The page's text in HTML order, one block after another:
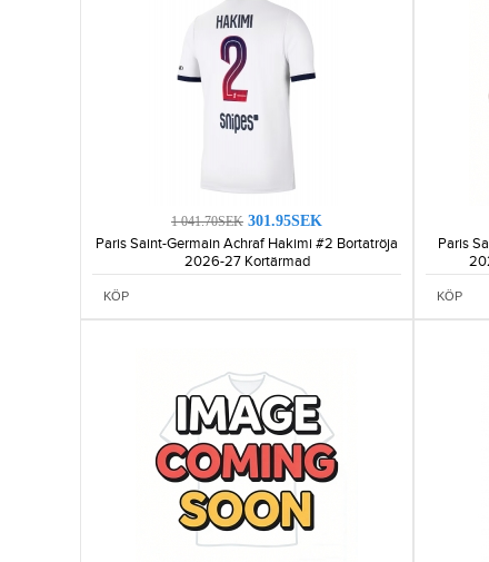
1 041.70SEK 301.95SEK
Paris Saint-Germain Achraf Hakimi #2 Bortatröja
2026-27 Kortärmad
KÖP
Paris
KÖP